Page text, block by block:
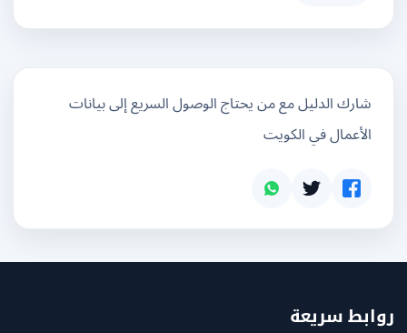
شارك الدليل مع من يحتاج الوصول السريع إلى بيانات
الأعمال في الكويت
سريعة